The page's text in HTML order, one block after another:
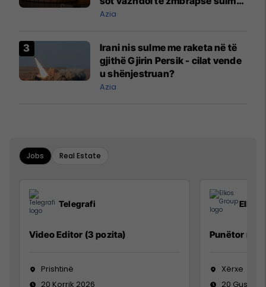
iraniane
Azia
Irani nis sulme me raketa në të
gjithë Gjirin Persik - cilat vende
u shënjestruan?
Azia
Jobs Real Estate
Telegrafi
Video Editor (3 pozita)
Prishtinë
20 Korrik 2026
Elkos
Punëtor në
Xërxe
20 Gusht